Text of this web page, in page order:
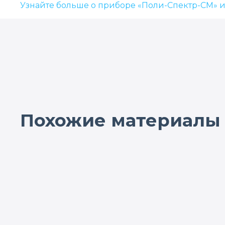
Узнайте больше о приборе «Поли-Спектр-СМ»
Похожие материалы